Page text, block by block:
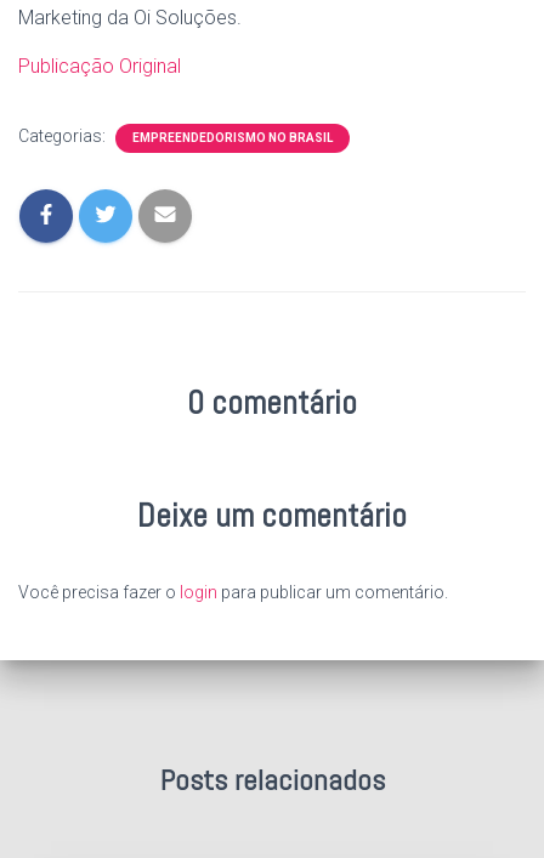
Marketing da Oi Soluções.
Publicação Original
Categorias: EMPREENDEDORISMO NO BRASIL
0 comentário
Deixe um comentário
Você precisa fazer o login para publicar um comentário.
Posts relacionados